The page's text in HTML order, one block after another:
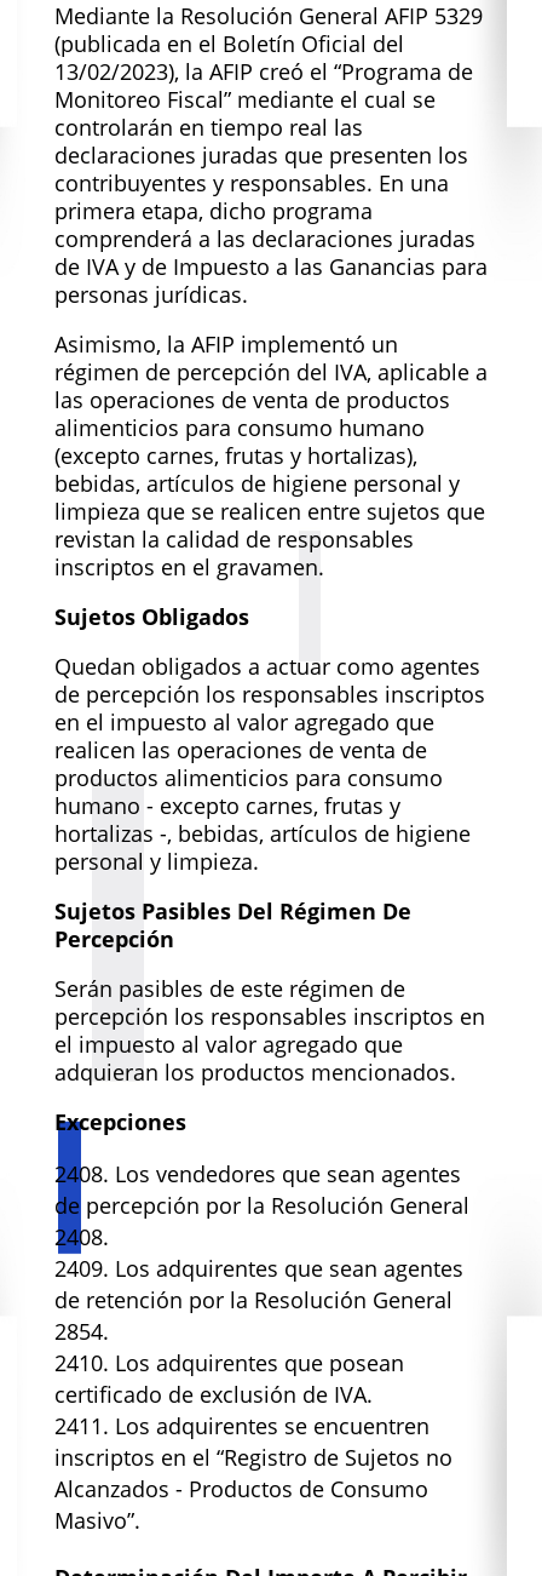
Mediante la Resolución General AFIP 5329
(publicada en el Boletín Oficial del
13/02/2023), la AFIP creó el “Programa de
Monitoreo Fiscal” mediante el cual se
controlarán en tiempo real las
declaraciones juradas que presenten los
contribuyentes y responsables. En una
primera etapa, dicho programa
comprenderá a las declaraciones juradas
de IVA y de Impuesto a las Ganancias para
personas jurídicas.
Asimismo, la AFIP implementó un
régimen de percepción del IVA, aplicable a
las operaciones de venta de productos
alimenticios para consumo humano
(excepto carnes, frutas y hortalizas),
bebidas, artículos de higiene personal y
limpieza que se realicen entre sujetos que
revistan la calidad de responsables
inscriptos en el gravamen.
Sujetos Obligados
Quedan obligados a actuar como agentes
de percepción los responsables inscriptos
en el impuesto al valor agregado que
realicen las operaciones de venta de
productos alimenticios para consumo
humano - excepto carnes, frutas y
hortalizas -, bebidas, artículos de higiene
personal y limpieza.
Sujetos Pasibles Del Régimen De
Percepción
Serán pasibles de este régimen de
percepción los responsables inscriptos en
el impuesto al valor agregado que
adquieran los productos mencionados.
Excepciones
Los vendedores que sean agentes
de percepción por la Resolución General
2408.
Los adquirentes que sean agentes
de retención por la Resolución General
2854.
Los adquirentes que posean
certificado de exclusión de IVA.
Los adquirentes se encuentren
inscriptos en el “Registro de Sujetos no
Alcanzados - Productos de Consumo
Masivo”.